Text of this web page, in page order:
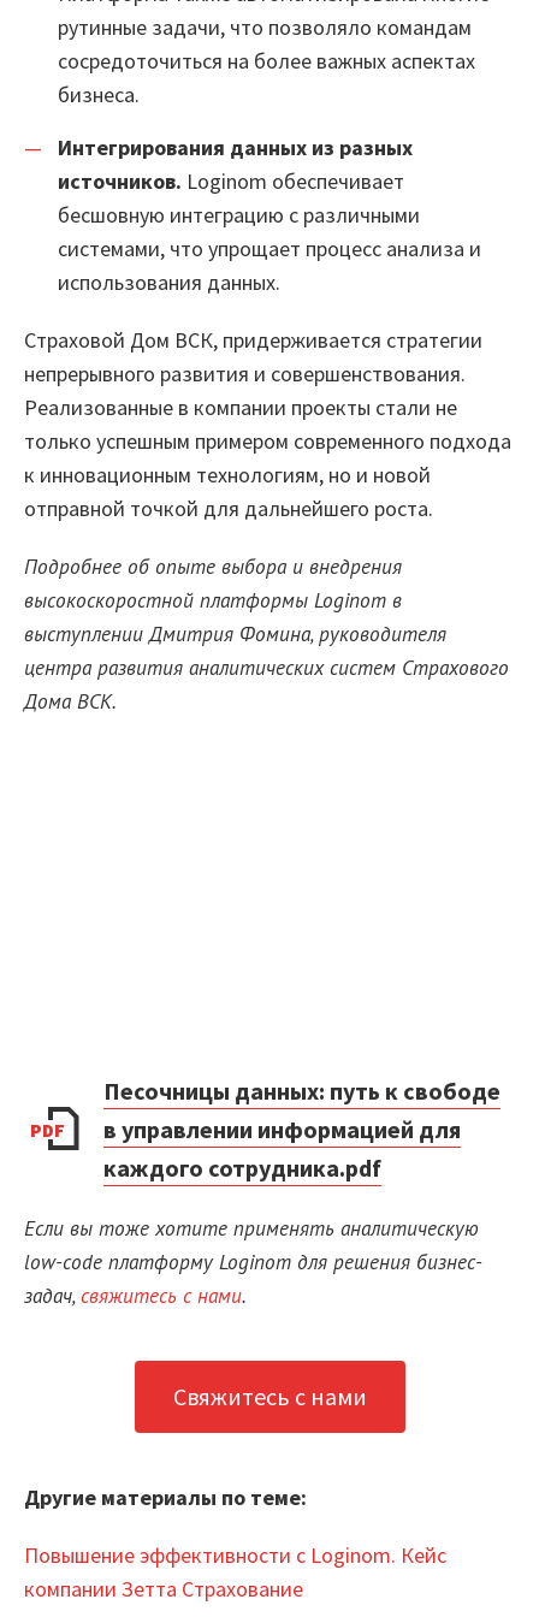
рутинные задачи, что позволяло командам
сосредоточиться на более важных аспектах
бизнеса.
Интегрирования данных из разных
источников. Loginom обеспечивает
бесшовную интеграцию с различными
системами, что упрощает процесс анализа и
использования данных.
Страховой Дом ВСК, придерживается стратегии
непрерывного развития и совершенствования.
Реализованные в компании проекты стали не
только успешным примером современного подхода
к инновационным технологиям, но и новой
отправной точкой для дальнейшего роста.
Подробнее об опыте выбора и внедрения
высокоскоростной платформы Loginom в
выступлении Дмитрия Фомина, руководителя
центра развития аналитических систем Страхового
Дома ВСК.
PDF
Песочницы данных: путь к свободе
в управлении информацией для
каждого сотрудника.pdf
Если вы тоже хотите применять аналитическую
low-code платформу Loginom для решения бизнес-
задач, свяжитесь с нами.
Свяжитесь с нами
Другие материалы по теме:
Повышение эффективности с Loginom. Кейс
компании Зетта Страхование